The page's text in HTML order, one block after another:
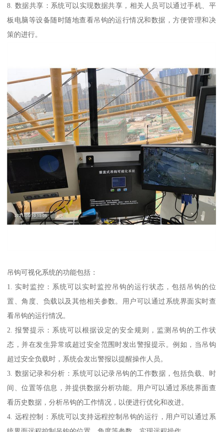
8. 数据共享：系统可以实现数据共享，相关人员可以通过手机、平
板电脑等设备随时随地查看吊钩的运行情况和数据，方便管理和决
策的进行。
吊钩可视化系统的功能包括：
1. 实时监控：系统可以实时监控吊钩的运行状态，包括吊钩的位
置、角度、负载以及其他相关参数。用户可以通过系统界面实时查
看吊钩的运行情况。
2. 报警提示：系统可以根据设定的安全规则，监测吊钩的工作状
态，并在发生异常或超过安全范围时发出警报提示。例如，当吊钩
超过安全负载时，系统会发出警报以提醒操作人员。
3. 数据记录和分析：系统可以记录吊钩的工作数据，包括负载、时
间、位置等信息，并提供数据分析功能。用户可以通过系统界面查
看历史数据，分析吊钩的工作情况，以便进行优化和改进。
4. 远程控制：系统可以支持远程控制吊钩的运行，用户可以通过系